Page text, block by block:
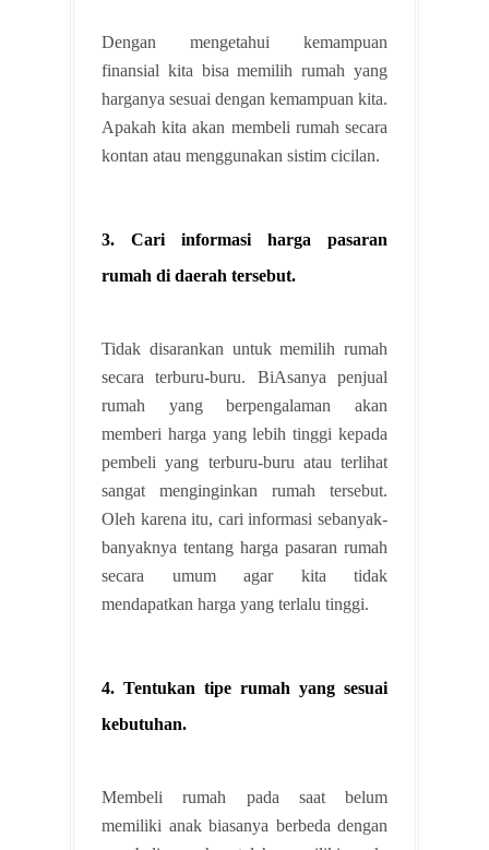
Dengan mengetahui kemampuan
finansial kita bisa memilih rumah yang
harganya sesuai dengan kemampuan kita.
Apakah kita akan membeli rumah secara
kontan atau menggunakan sistim cicilan.
3. Cari informasi harga pasaran
rumah di daerah tersebut.
Tidak disarankan untuk memilih rumah
secara terburu-buru. BiAsanya penjual
rumah yang berpengalaman akan
memberi harga yang lebih tinggi kepada
pembeli yang terburu-buru atau terlihat
sangat menginginkan rumah tersebut.
Oleh karena itu, cari informasi sebanyak-
banyaknya tentang harga pasaran rumah
secara umum agar kita tidak
mendapatkan harga yang terlalu tinggi.
4. Tentukan tipe rumah yang sesuai
kebutuhan.
Membeli rumah pada saat belum
memiliki anak biasanya berbeda dengan